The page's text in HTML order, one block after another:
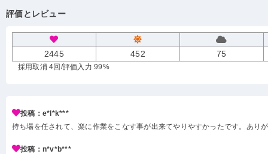
評価とレビュー
2445 452 75
採用取消 4回 /評価入力 99%
投稿：e*l*k***
持ち場を任されて、楽に作業をこなす事が出来てやりやすかったです。あり
投稿：n*v*b***